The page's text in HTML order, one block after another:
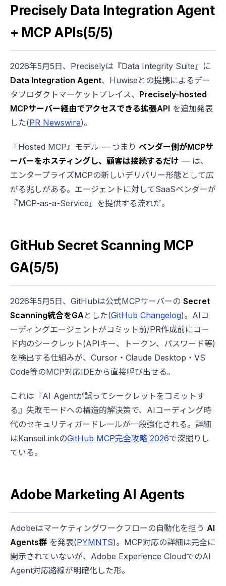
Precisely Data Integration Agent
+ MCP APIs(5/5)
2026年5月5日、Preciselyは『Data Integrity Suite』に
Data Integration Agent、Huwiseとの提携によるデー
タプロダクトマーケットプレイス、 Precisely-hosted
MCPサーバー経由でアクセスできる拡張API を追加発表
した(PR Newswire)。
『Hosted MCP』モデル — つまり ベンダー側がMCPサ
ーバーをホスティングし、顧客は接続するだけ — は、
エンタープライズMCPの新しいデリバリー形態として広
がる兆しがある。エージェントに対してSaaSベンダーが
『MCP-as-a-Service』を提供する流れだ。
GitHub Secret Scanning MCP
GA(5/5)
2026年5月5日、GitHubは公式MCPサーバーの Secret
Scanning統合をGAとした(GitHub Changelog)。AIコ
ーディングエージェントがコミット前/PR作成前にコー
ド内のシークレット(APIキー、トークン、パスワード等)
を検出する仕組みが、Cursor・Claude Desktop・VS
Code等のMCP対応IDEから直接呼び出せる。
これは『AI Agentが誤ってシークレットをコミットす
る』失敗モードへの構造的解決策で、AIコーディング時
代のセキュリティガードレールが一段強化される。詳細
はKanseiLinkのGitHub MCP完全攻略 2026で深掘りし
ている。
Adobe Marketing AI Agents
Adobeはマーケティングワークフローの自動化を担う AI
Agents群 を発表(PYMNTS)。MCP対応の詳細は完全に
開示されていないが、Adobe Experience CloudでのAI
Agent対応路線が明確化した形。